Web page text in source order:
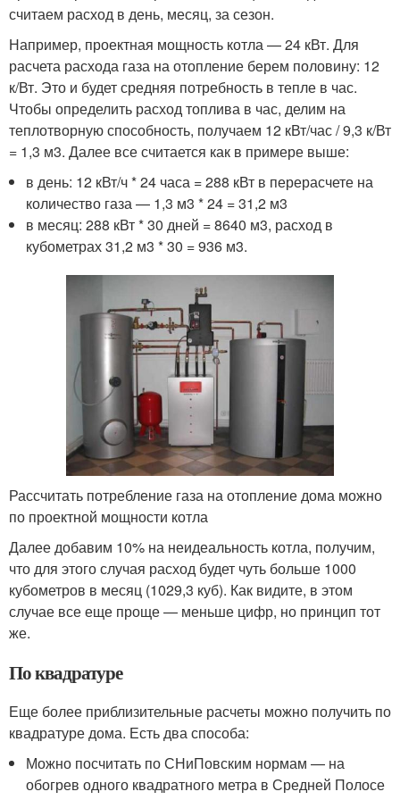
считаем расход в день, месяц, за сезон.
Например, проектная мощность котла — 24 кВт. Для
расчета расхода газа на отопление берем половину: 12
к/Вт. Это и будет средняя потребность в тепле в час.
Чтобы определить расход топлива в час, делим на
теплотворную способность, получаем 12 кВт/час / 9,3 к/Вт
= 1,3 м3. Далее все считается как в примере выше:
в день: 12 кВт/ч * 24 часа = 288 кВт в перерасчете на
количество газа — 1,3 м3 * 24 = 31,2 м3
в месяц: 288 кВт * 30 дней = 8640 м3, расход в
кубометрах 31,2 м3 * 30 = 936 м3.
Рассчитать потребление газа на отопление дома можно
по проектной мощности котла
Далее добавим 10% на неидеальность котла, получим,
что для этого случая расход будет чуть больше 1000
кубометров в месяц (1029,3 куб). Как видите, в этом
случае все еще проще — меньше цифр, но принцип тот
же.
По квадратуре
Еще более приблизительные расчеты можно получить по
квадратуре дома. Есть два способа:
Можно посчитать по СНиПовским нормам — на
обогрев одного квадратного метра в Средней Полосе